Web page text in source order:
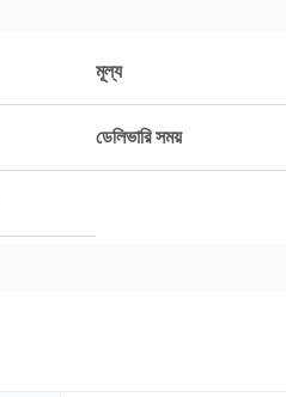
মূল্য
ডেলিভারি সময়